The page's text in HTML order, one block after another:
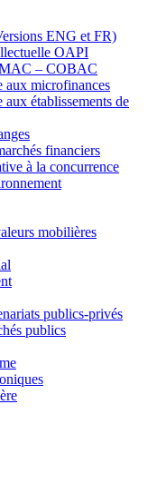
ENG et FR)
OAPI
– COBAC
aux microfinances
établissements de
financiers
à la concurrence
mobilières
publics-privés
publics